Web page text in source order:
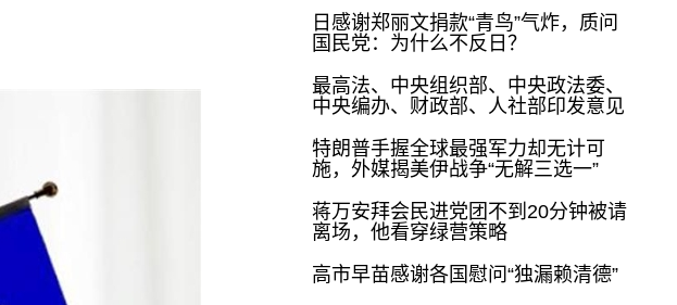
日感谢郑丽文捐款“青鸟”气炸，质问
国民党：为什么不反日？
最高法、中央组织部、中央政法委、
中央编办、财政部、人社部印发意见
特朗普手握全球最强军力却无计可
施，外媒揭美伊战争“无解三选一”
蒋万安拜会民进党团不到20分钟被请
离场，他看穿绿营策略
高市早苗感谢各国慰问“独漏赖清德”